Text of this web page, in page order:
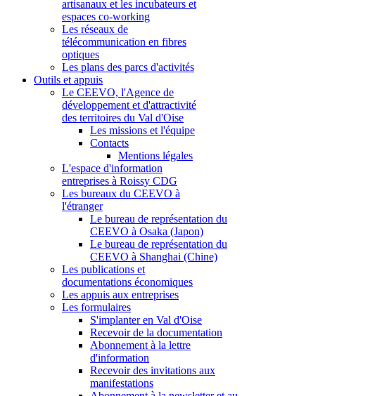
artisanaux et les incubateurs et
espaces co-working
Les réseaux de
télécommunication en fibres
optiques
Les plans des parcs d'activités
Outils et appuis
Le CEEVO, l'Agence de
développement et d'attractivité
des territoires du Val d'Oise
Les missions et l'équipe
Contacts
Mentions légales
L'espace d'information
entreprises à Roissy CDG
Les bureaux du CEEVO à
l'étranger
Le bureau de représentation du
CEEVO à Osaka (Japon)
Le bureau de représentation du
CEEVO à Shanghai (Chine)
Les publications et
documentations économiques
Les appuis aux entreprises
Les formulaires
S'implanter en Val d'Oise
Recevoir de la documentation
Abonnement à la lettre
d'information
Recevoir des invitations aux
manifestations